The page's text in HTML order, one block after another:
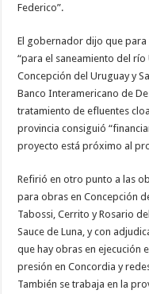
Federico”.
El gobernador dijo que para
“para el saneamiento del río
Concepción del Uruguay y
Banco Interamericano de
tratamiento de efluentes
provincia consiguió
proyecto está próximo al
Refirió en otro punto a las
para obras en Concepción
Tabossi, Cerrito y Rosario
Sauce de Luna, y con
que hay obras en ejecución
presión en Concordia y
También se trabaja en la